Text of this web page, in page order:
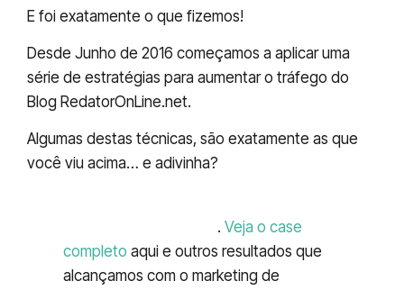
E foi exatamente o que fizemos!
Desde Junho de 2016 começamos a aplicar uma
série de estratégias para aumentar o tráfego do
Blog RedatorOnLine.net.
Algumas destas técnicas, são exatamente as que
você viu acima… e adivinha?
. Veja o case
completo aqui e outros resultados que
alcançamos com o marketing de